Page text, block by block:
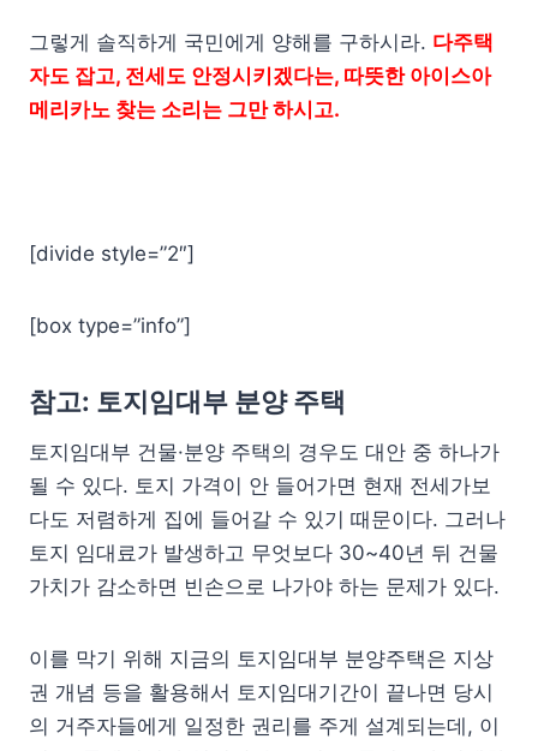
그렇게 솔직하게 국민에게 양해를 구하시라. 다주택
자도 잡고, 전세도 안정시키겠다는, 따뜻한 아이스아
메리카노 찾는 소리는 그만 하시고.
[divide style=”2″]
[box type=”info”]
참고: 토지임대부 분양 주택
토지임대부 건물·분양 주택의 경우도 대안 중 하나가
될 수 있다. 토지 가격이 안 들어가면 현재 전세가보
다도 저렴하게 집에 들어갈 수 있기 때문이다. 그러나
토지 임대료가 발생하고 무엇보다 30~40년 뒤 건물
가치가 감소하면 빈손으로 나가야 하는 문제가 있다.
이를 막기 위해 지금의 토지임대부 분양주택은 지상
권 개념 등을 활용해서 토지임대기간이 끝나면 당시
의 거주자들에게 일정한 권리를 주게 설계되는데, 이